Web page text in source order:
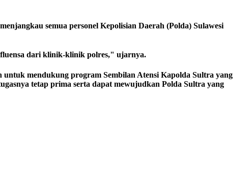
semua personel Kepolisian Daerah (Polda) Sulawesi
dari klinik-klinik polres," ujarnya.
untuk mendukung program Sembilan Atensi Kapolda Sultra yang
tetap prima serta dapat mewujudkan Polda Sultra yang